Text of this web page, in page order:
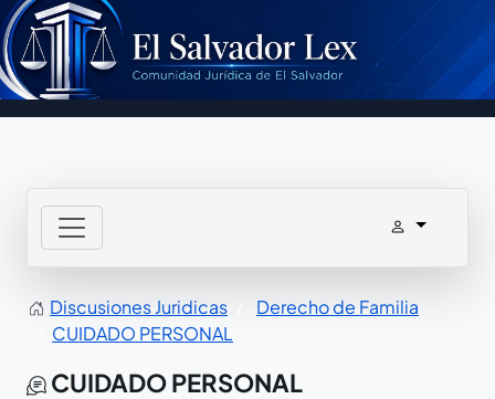
Discusiones Juridicas
Derecho de Familia
CUIDADO PERSONAL
CUIDADO PERSONAL